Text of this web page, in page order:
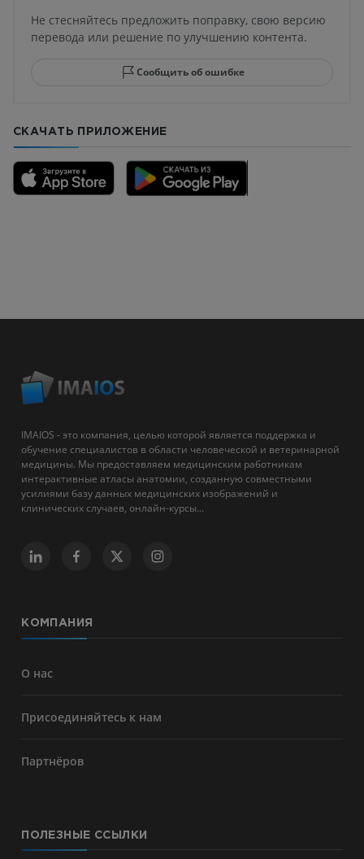
Не стесняйтесь предложить поправку, свою версию
перевода или решение по улучшению контента.
Сообщить об ошибке
СКАЧАТЬ ПРИЛОЖЕНИЕ
IMAIOS - это компания, целью которой является поддержка и
обучение специалистов в области человеческой и ветеринарной
медицины. Мы предоставляем медицинским работникам
интерактивные атласы анатомии, созданную совместными
усилиями базу данных медицинских изображений и
клинических случаев, онлайн-курсы...
КОМПАНИЯ
О нас
Присоединяйтесь к нам
Партнёров
ПОЛЕЗНЫЕ ССЫЛКИ